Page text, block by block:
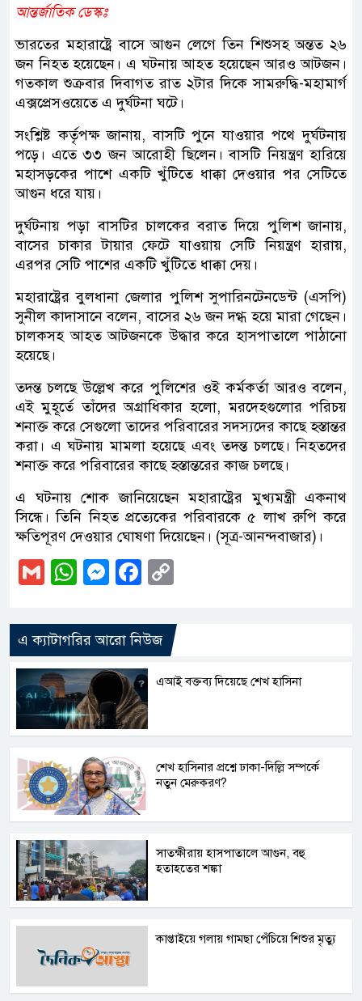
আন্তর্জাতিক ডেস্কঃ
ভারতের মহারাষ্ট্রে বাসে আগুন লেগে তিন শিশুসহ অন্তত ২৬
জন নিহত হয়েছেন। এ ঘটনায় আহত হয়েছেন আরও আটজন।
গতকাল শুক্রবার দিবাগত রাত ২টার দিকে সামরুদ্ধি-মহামার্গ
এক্সপ্রেসওয়েতে এ দুর্ঘটনা ঘটে।
সংশ্লিষ্ট কর্তৃপক্ষ জানায়, বাসটি পুনে যাওয়ার পথে দুর্ঘটনায়
পড়ে। এতে ৩৩ জন আরোহী ছিলেন। বাসটি নিয়ন্ত্রণ হারিয়ে
মহাসড়কের পাশে একটি খুঁটিতে ধাক্কা দেওয়ার পর সেটিতে
আগুন ধরে যায়।
দুর্ঘটনায় পড়া বাসটির চালকের বরাত দিয়ে পুলিশ জানায়,
বাসের চাকার টায়ার ফেটে যাওয়ায় সেটি নিয়ন্ত্রণ হারায়,
এরপর সেটি পাশের একটি খুঁটিতে ধাক্কা দেয়।
মহারাষ্ট্রের বুলধানা জেলার পুলিশ সুপারিনটেনডেন্ট (এসপি)
সুনীল কাদাসানে বলেন, বাসের ২৬ জন দগ্ধ হয়ে মারা গেছেন।
চালকসহ আহত আটজনকে উদ্ধার করে হাসপাতালে পাঠানো
হয়েছে।
তদন্ত চলছে উল্লেখ করে পুলিশের ওই কর্মকর্তা আরও বলেন,
এই মুহূর্তে তাঁদের অগ্রাধিকার হলো, মরদেহগুলোর পরিচয়
শনাক্ত করে সেগুলো তাদের পরিবারের সদস্যদের কাছে হস্তান্তর
করা। এ ঘটনায় মামলা হয়েছে এবং তদন্ত চলছে। নিহতদের
শনাক্ত করে পরিবারের কাছে হস্তান্তরের কাজ চলছে।
এ ঘটনায় শোক জানিয়েছেন মহারাষ্ট্রের মুখ্যমন্ত্রী একনাথ
সিন্ধে। তিনি নিহত প্রত্যেকের পরিবারকে ৫ লাখ রুপি করে
ক্ষতিপূরণ দেওয়ার ঘোষণা দিয়েছেন। (সূত্র-আনন্দবাজার)।
GmailWhatsApp
Messenger
Facebook
এ ক্যাটাগরির আরো নিউজ
এআই বক্তব্য দিয়েছে শেখ হাসিনা
শেখ হাসিনার প্রশ্নে ঢাকা-দিল্লি সম্পর্কে
নতুন মেরুকরণ?
সাতক্ষীরায় হাসপাতালে আগুন, বহু
হতাহতের শঙ্কা
কাপ্তাইয়ে গলায় গামছা পেঁচিয়ে শিশুর মৃত্যু